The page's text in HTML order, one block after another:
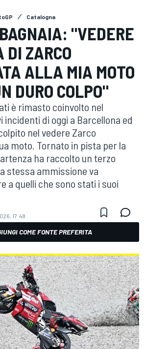
Catalogna
"VEDERE
DI ZARCO
ALLA MIA MOTO
DURO COLPO"
è rimasto coinvolto nel
incidenti di oggi a Barcellona ed
nel vedere Zarco
moto. Tornato in pista per la
ha raccolto un terzo
stessa ammissione va
a quelli che sono stati i suoi
17:48
COME FONTE PREFERITA